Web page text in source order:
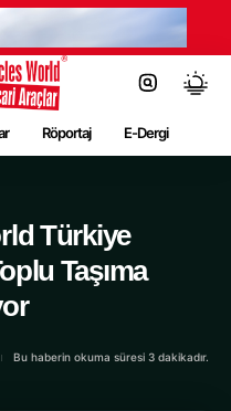
Röportaj E-Dergi
Türkiye
Taşıma
Bu haberin okuma süresi 3 dakikadır.